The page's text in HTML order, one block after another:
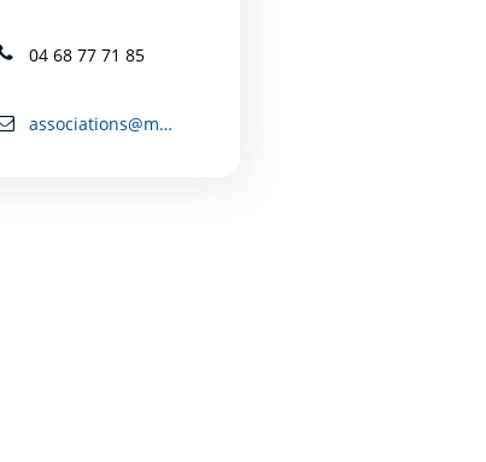
04 68 77 71 85
associations@mairie-carcassonne.fr